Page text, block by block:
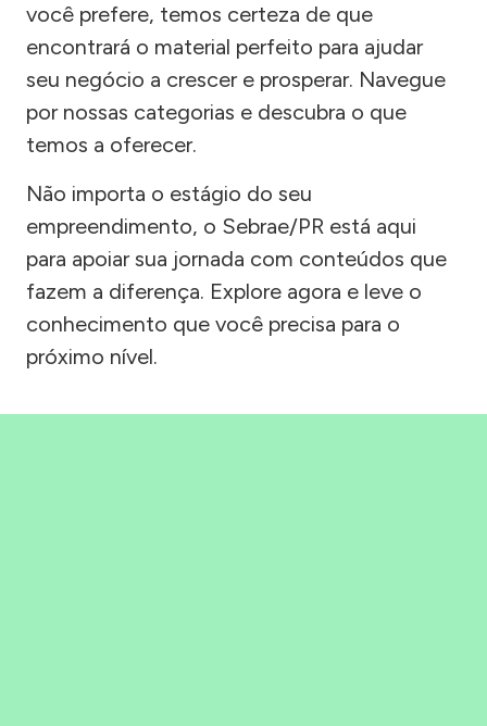
você prefere, temos certeza de que
encontrará o material perfeito para ajudar
seu negócio a crescer e prosperar. Navegue
por nossas categorias e descubra o que
temos a oferecer.
Não importa o estágio do seu
empreendimento, o Sebrae/PR está aqui
para apoiar sua jornada com conteúdos que
fazem a diferença. Explore agora e leve o
conhecimento que você precisa para o
próximo nível.